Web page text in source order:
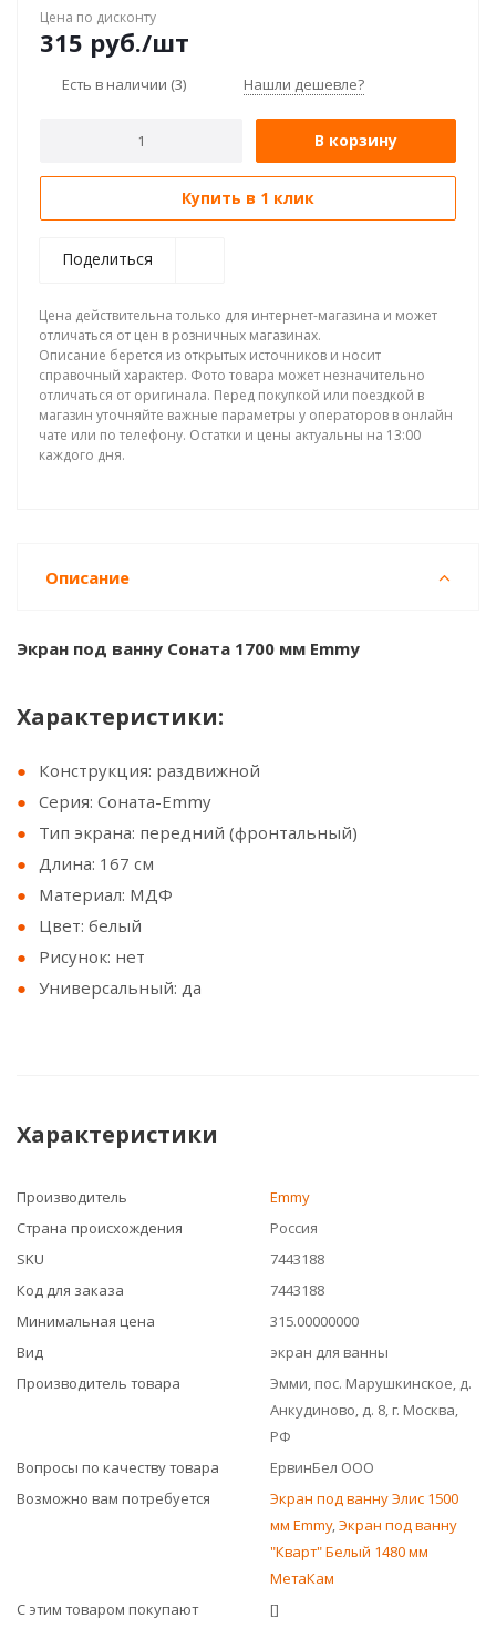
Цена по дисконту
315 руб./шт
Есть в наличии (3) Нашли дешевле?
В корзину
Купить в 1 клик
Поделиться
Цена действительна только для интернет-магазина и может
отличаться от цен в розничных магазинах.
Описание берется из открытых источников и носит
справочный характер. Фото товара может незначительно
отличаться от оригинала. Перед покупкой или поездкой в
магазин уточняйте важные параметры у операторов в онлайн
чате или по телефону. Остатки и цены актуальны на 13:00
каждого дня.
Описание
Экран под ванну Соната 1700 мм Emmy
Характеристики:
Конструкция: раздвижной
Серия: Соната-Emmy
Тип экрана: передний (фронтальный)
Длина: 167 см
Материал: МДФ
Цвет: белый
Рисунок: нет
Универсальный: да
Характеристики
Производитель
Emmy
Страна происхождения
Россия
SKU
7443188
Код для заказа
7443188
Минимальная цена
315.00000000
Вид
экран для ванны
Производитель товара
Эмми, пос. Марушкинское, д.
Анкудиново, д. 8, г. Москва,
РФ
Вопросы по качеству товара
ЕрвинБел ООО
Возможно вам потребуется
Экран под ванну Элис 1500
мм Emmy,Экран под ванну
"Кварт" Белый 1480 мм
МетаКам
С этим товаром покупают
[]